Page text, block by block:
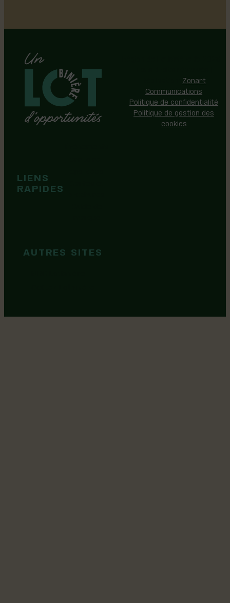
LIENS
RAPIDES
AUTRES SITES
Zonart
Communications
Politique de confidentialité
Politique de gestion des
cookies